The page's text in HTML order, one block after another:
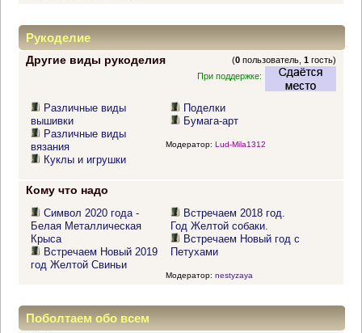
Рукоделие
Другие виды рукоделия (0 пользователь,1 гость)
При поддержке:
Различные виды
вышивки
Различные виды
вязания
Куклы и игрушки
Поделки
Бумага-арт
Модератор: Lud-Mila1312
Кому что надо
Символ 2020 года -
Белая Металлическая
Крыса
Встречаем Новый 2019
год Желтой Свиньи
Встречаем 2018 год.
Год Желтой собаки.
Встречаем Новый год с
Петухами
Модератор: nestyzaya
Поболтаем обо всем